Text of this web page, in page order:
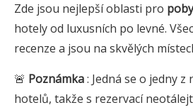
Zde jsou nejlepší oblasti pro
hotely od luxusních po levné.
recenze a jsou na skvělých
🚨 Poznámka: Jedná se o jedny
hotelů, takže s rezervací